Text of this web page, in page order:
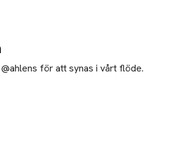
för att synas i vårt flöde.